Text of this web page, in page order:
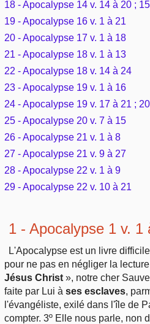
Vie pratique
Mariage, famille
Sujets de A à Z
Dictionnaires bibliques
18 - Apocalypse 14 v. 14 à 20 ;
19 - Apocalypse 16 v. 1 à 21
20 - Apocalypse 17 v. 1 à 18
21 - Apocalypse 18 v. 1 à 13
22 - Apocalypse 18 v. 14 à 24
23 - Apocalypse 19 v. 1 à 16
24 - Apocalypse 19 v. 17 à 21 ;
25 - Apocalypse 20 v. 7 à 15
26 - Apocalypse 21 v. 1 à 8
27 - Apocalypse 21 v. 9 à 27
28 - Apocalypse 22 v. 1 à 9
29 - Apocalypse 22 v. 10 à 21
1 - Apocalypse 1 v. 1
L'Apocalypse est un livre
pour ne pas en négliger la lecture
Jésus Christ », notre cher
faite par Lui à ses esclaves,
l'évangéliste, exilé dans l'île de
compter. 3º Elle nous parle, non